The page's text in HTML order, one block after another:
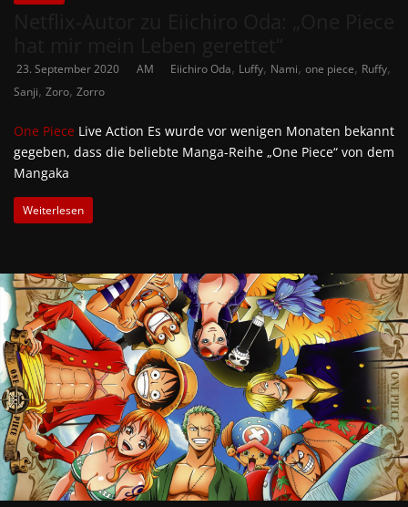
23. September 2020 AM Eiichiro Oda, Luffy, Nami, one piece, Ruffy,
Sanji, Zoro, Zorro
One Piece Live Action Es wurde vor wenigen Monaten bekannt
gegeben, dass die beliebte Manga-Reihe „One Piece“ von dem
Mangaka
Weiterlesen